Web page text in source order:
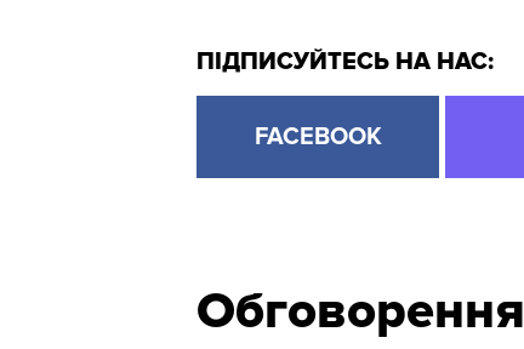
ПІДПИСУЙТЕСЬ НА НАС:
FACEBOOK
Обговорення